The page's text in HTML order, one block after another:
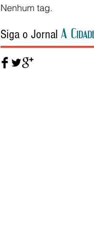
Nenhum tag.
Siga o Jornal A